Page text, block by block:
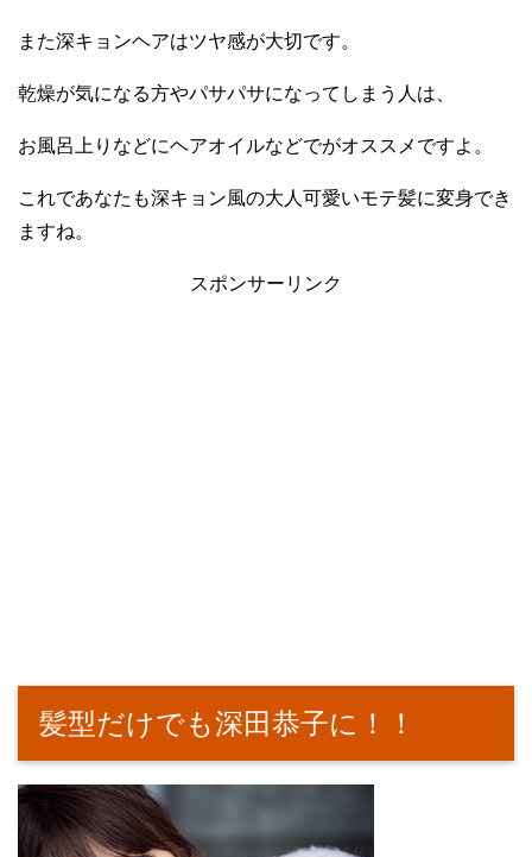
また深キョンヘアはツヤ感が大切です。
乾燥が気になる方やパサパサになってしまう人は、
お風呂上りなどにヘアオイルなどでがオススメですよ。
これであなたも深キョン風の大人可愛いモテ髪に変身でき
ますね。
スポンサーリンク
髪型だけでも深田恭子に！！